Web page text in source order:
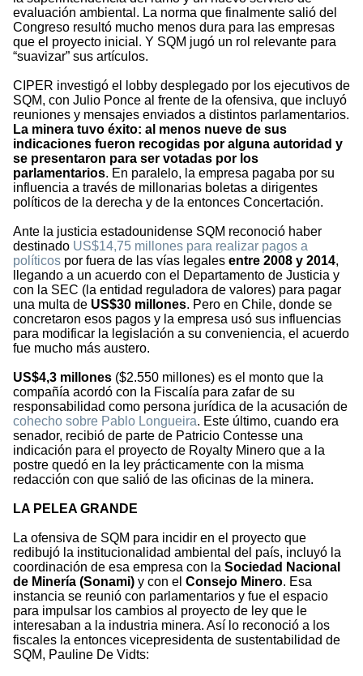
evaluación ambiental. La norma que finalmente salió del
Congreso resultó mucho menos dura para las empresas
que el proyecto inicial. Y SQM jugó un rol relevante para
“suavizar” sus artículos.
CIPER investigó el lobby desplegado por los ejecutivos de
SQM, con Julio Ponce al frente de la ofensiva, que incluyó
reuniones y mensajes enviados a distintos parlamentarios.
La minera tuvo éxito: al menos nueve de sus
indicaciones fueron recogidas por alguna autoridad y
se presentaron para ser votadas por los
parlamentarios. En paralelo, la empresa pagaba por su
influencia a través de millonarias boletas a dirigentes
políticos de la derecha y de la entonces Concertación.
Ante la justicia estadounidense SQM reconoció haber
destinado US$14,75 millones para realizar pagos a
políticos por fuera de las vías legales entre 2008 y 2014,
llegando a un acuerdo con el Departamento de Justicia y
con la SEC (la entidad reguladora de valores) para pagar
una multa de US$30 millones. Pero en Chile, donde se
concretaron esos pagos y la empresa usó sus influencias
para modificar la legislación a su conveniencia, el acuerdo
fue mucho más austero.
US$4,3 millones ($2.550 millones) es el monto que la
compañía acordó con la Fiscalía para zafar de su
responsabilidad como persona jurídica de la acusación de
cohecho sobre Pablo Longueira. Este último, cuando era
senador, recibió de parte de Patricio Contesse una
indicación para el proyecto de Royalty Minero que a la
postre quedó en la ley prácticamente con la misma
redacción con que salió de las oficinas de la minera.
LA PELEA GRANDE
La ofensiva de SQM para incidir en el proyecto que
redibujó la institucionalidad ambiental del país, incluyó la
coordinación de esa empresa con la Sociedad Nacional
de Minería (Sonami) y con el Consejo Minero. Esa
instancia se reunió con parlamentarios y fue el espacio
para impulsar los cambios al proyecto de ley que le
interesaban a la industria minera. Así lo reconoció a los
fiscales la entonces vicepresidenta de sustentabilidad de
SQM, Pauline De Vidts: